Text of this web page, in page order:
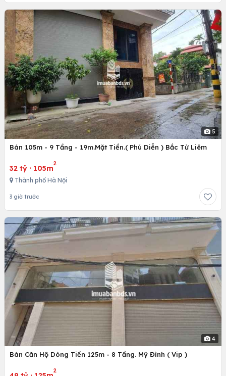
5
Bán 105m - 9 Tầng - 19m.Mặt Tiền.( Phú Diễn ) Bắc Từ Liêm
32 tỷ · 105m
2
Thành phố Hà Nội
3 giờ trước
4
Bán Căn Hộ Dòng Tiền 125m - 8 Tầng. Mỹ Đình ( Vip )
2